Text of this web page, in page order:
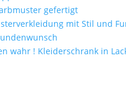
gefertigt
mit Stil und
wahr ! Kleiderschrank in